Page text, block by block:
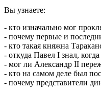
Вы узнаете:
- кто изначально мог
- почему первые и
- кто такая княжна
- откуда Павел I знал,
- мог ли Александр II
- кто на самом деле был
- почему представители